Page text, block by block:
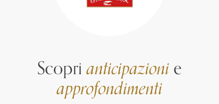
Scoprianticipazionie
approfondimenti